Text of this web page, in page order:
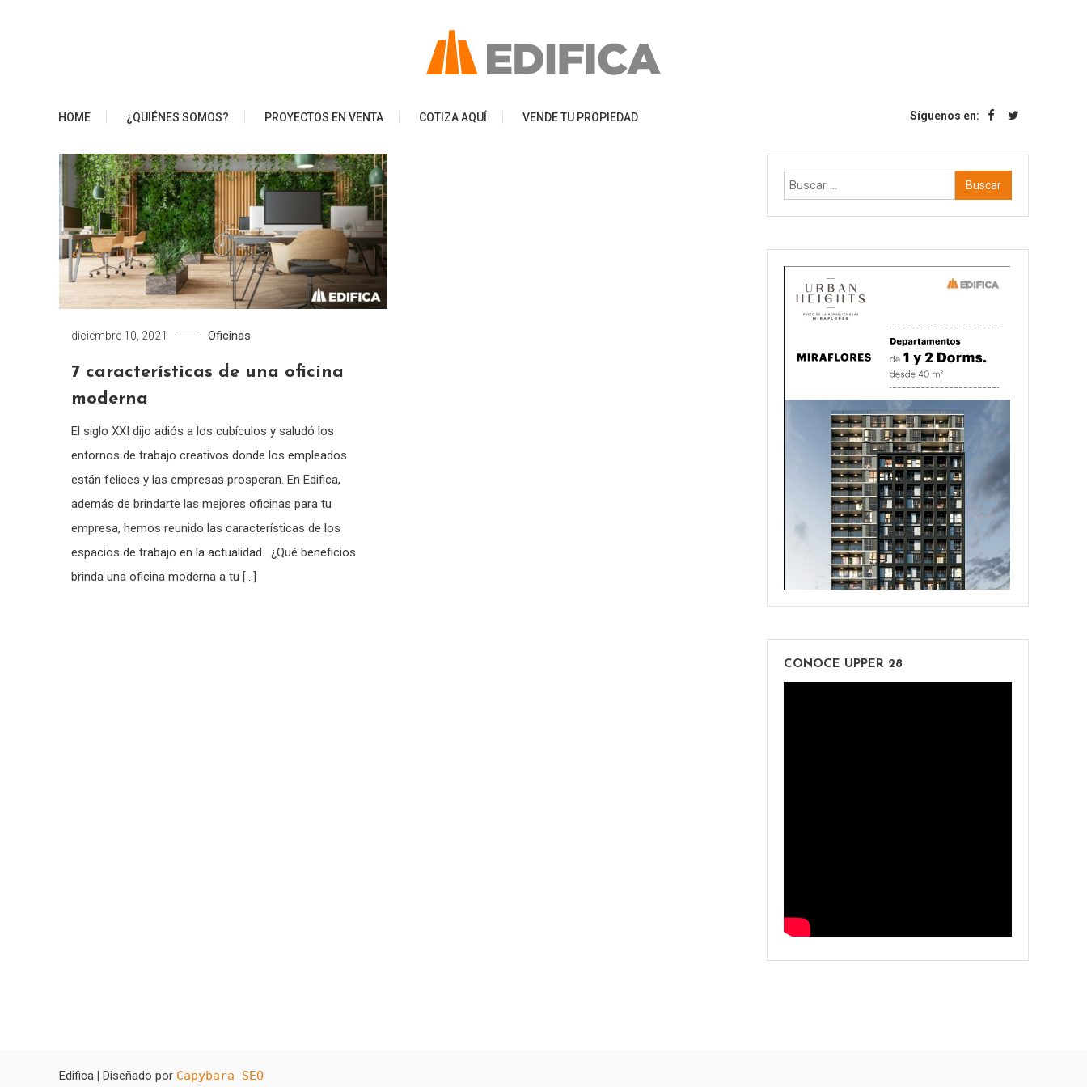
Blog Edifica
HOME ¿QUIÉNES SOMOS? PROYECTOS EN VENTA COTIZA AQUÍ VENDE TU PROPIEDAD Síguenos en:
diciembre 10, 2021 Oficinas
7 características de una oficina
moderna
El siglo XXI dijo adiós a los cubículos y saludó los
entornos de trabajo creativos donde los empleados
están felices y las empresas prosperan. En Edifica,
además de brindarte las mejores oficinas para tu
empresa, hemos reunido las características de los
espacios de trabajo en la actualidad. ¿Qué beneficios
brinda una oficina moderna a tu […]
Buscar:
CONOCE UPPER 28
Edifica| Diseñado por Capybara SEO